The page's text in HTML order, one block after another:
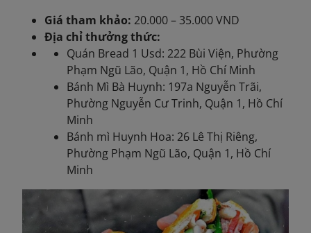
Giá tham khảo: 20.000 – 35.000 VND
Địa chỉ thưởng thức:
Quán Bread 1 Usd: 222 Bùi Viện, Phường
Phạm Ngũ Lão, Quận 1, Hồ Chí Minh
Bánh Mì Bà Huynh: 197a Nguyễn Trãi,
Phường Nguyễn Cư Trinh, Quận 1, Hồ Chí
Minh
Bánh mì Huynh Hoa: 26 Lê Thị Riêng,
Phường Phạm Ngũ Lão, Quận 1, Hồ Chí
Minh